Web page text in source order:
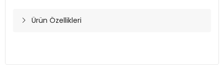
Ürün Özellikleri